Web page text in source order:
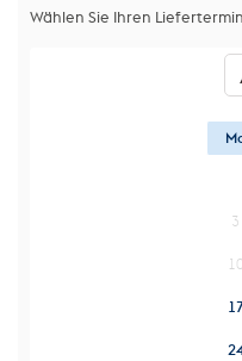
Wählen Sie Ihren
3
10